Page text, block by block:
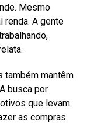
Mesmo
renda. A gente
também mantêm
busca por
que levam
as compras.